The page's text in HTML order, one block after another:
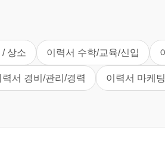
/ 상소 이력서 수학/교육/신입
력서 경비/관리/경력 이력서 마케